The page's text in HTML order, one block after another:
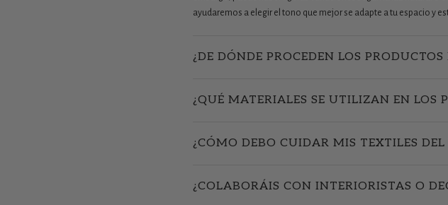
ayudaremos a elegir el tono que mejor se adapte a tu espacio y
¿DE DÓNDE PROCEDEN LOS
¿QUÉ MATERIALES SE UTILIZAN EN LOS
¿CÓMO DEBO CUIDAR MIS TEXTILES DEL
¿COLABORÁIS CON INTERIORISTAS O